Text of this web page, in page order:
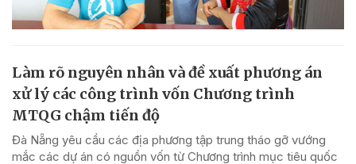
Làm rõ nguyên nhân và đề xuất phương án
xử lý các công trình vốn Chương trình
MTQG chậm tiến độ
Đà Nẵng yêu cầu các địa phương tập trung tháo gỡ vướng
mắc các dự án có nguồn vốn từ Chương trình mục tiêu quốc